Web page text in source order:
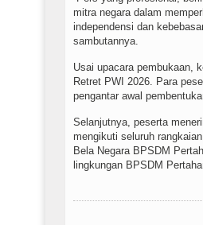
mitra negara dalam
independensi dan
sambutannya.
Usai upacara pembukaan,
Retret PWI 2026. Para
pengantar awal
Selanjutnya, peserta
mengikuti seluruh
Bela Negara BPSDM
lingkungan BPSDM